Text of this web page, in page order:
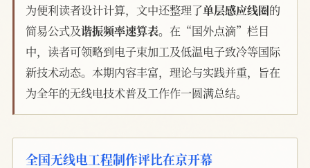
为便利读者设计计算，文中还整理了单层感应线圈的
简易公式及谐振频率速算表。在“国外点滴”栏目
中，读者可领略到电子束加工及低温电子致冷等国际
新技术动态。本期内容丰富，理论与实践并重，旨在
为全年的无线电技术普及工作作一圆满总结。
全国无线电工程制作评比在京开幕